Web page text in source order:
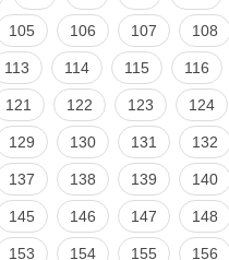
105 106 107 108
113 114 115 116
121 122 123 124
129 130 131 132
137 138 139 140
145 146 147 148
153 154 155 156